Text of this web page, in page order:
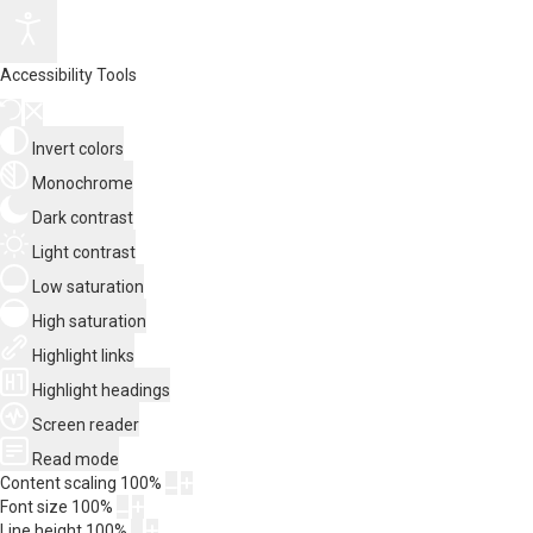
Accessibility Tools
Invert colors
Monochrome
Dark contrast
Light contrast
Low saturation
High saturation
Highlight links
Highlight headings
Screen reader
Read mode
Content scaling 100%
Font size 100%